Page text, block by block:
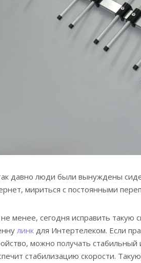
давно люди были вынуждены
мириться с постоянными
менее, сегодня исправить
линк для Интертелеком. Если
можно получать стабильный
стабилизацию скорости.